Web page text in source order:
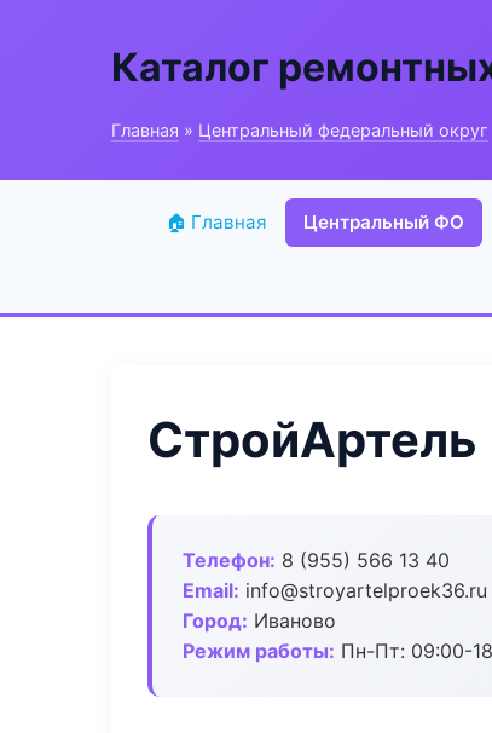
Каталог
Главная » Центральный федеральный округ
🏠 Главная Центральный ФО
Телефон: 8 (955) 566 13 40
Email: info@stroyartelproek36.ru
Город: Иваново
Режим работы: Пн-Пт: 09:00-